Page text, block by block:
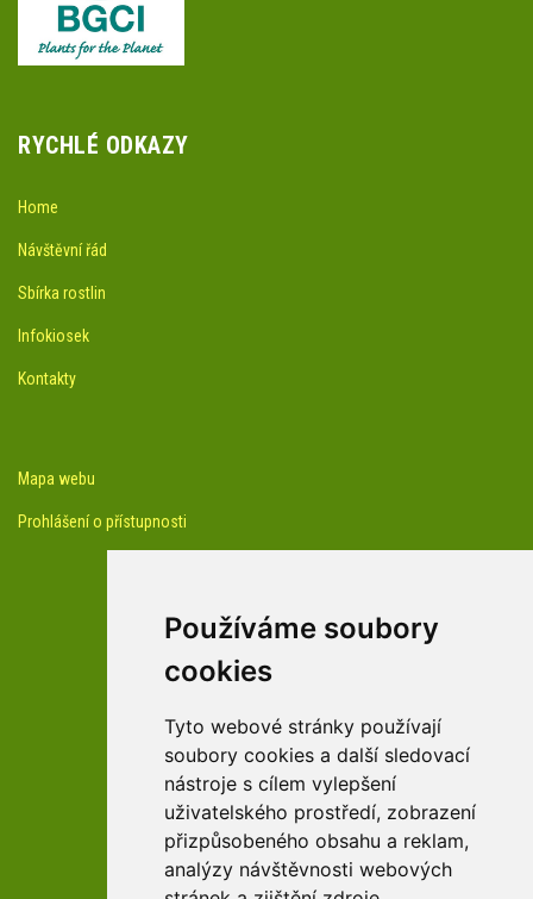
Používáme soubory
cookies
Tyto webové stránky používají
soubory cookies a další sledovací
nástroje s cílem vylepšení
uživatelského prostředí, zobrazení
přizpůsobeného obsahu a reklam,
analýzy návštěvnosti webových
RYCHLÉ ODKAZY
Home
Návštěvní řád
Sbírka rostlin
Infokiosek
Kontakty
Mapa webu
Prohlášení o přístupnosti
Youtube kanál arboreta